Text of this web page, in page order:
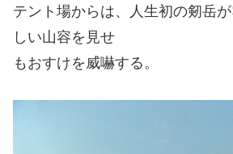
テント場からは、人生初の剱岳
しい山容を見せ
もおすけを威嚇する。